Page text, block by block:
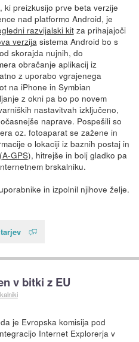
preizkusijo prve beta verzije
nad platformo Android, je
razvijalski kitza prihajajoči
verzija sistema Android bo s
skorajda nujnih, do
obračanje aplikacij iz
z uporabo vgrajenega
na iPhone in Symbian
z okni pa bo po novem
nastavitvah izključeno,
naprave. Pospešili so
oz. fotoaparat se zažene in
o lokaciji iz baznih postaj in
A-GPS), hitrejše in bolj gladko pa
brskalniku.
in izpolnil njihove želje.
v bitki z EU
je Evropska komisija pod
Internet Explorerja v